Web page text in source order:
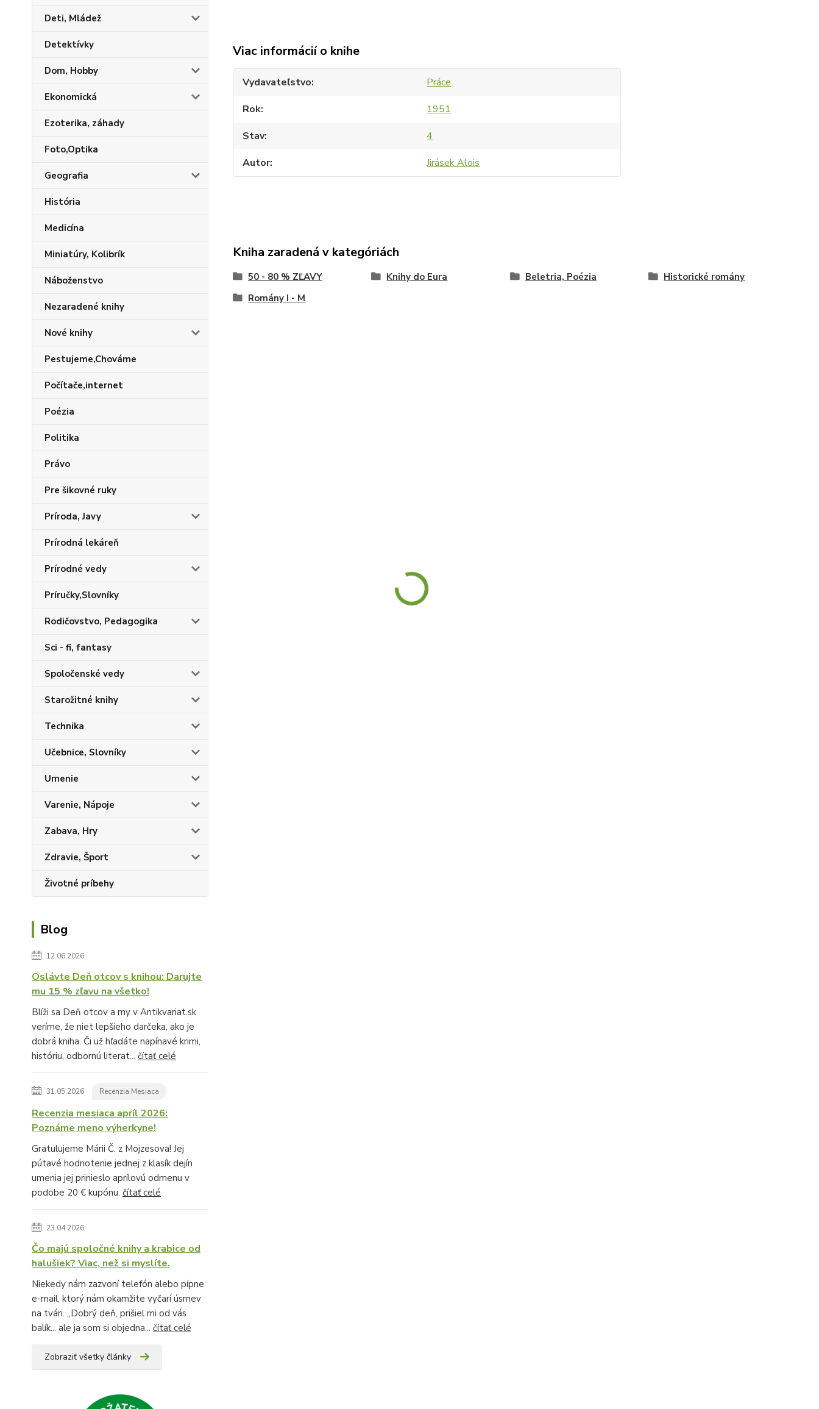
Deti, Mládež
Detektívky
Dom, Hobby
Ekonomická
Ezoterika, záhady
Foto,Optika
Geografia
História
Medicína
Miniatúry, Kolibrík
Náboženstvo
Nezaradené knihy
Nové knihy
Pestujeme,Chováme
Počítače,internet
Poézia
Politika
Právo
Pre šikovné ruky
Príroda, Javy
Prírodná lekáreň
Prírodné vedy
Príručky,Slovníky
Rodičovstvo, Pedagogika
Sci - fi, fantasy
Spoločenské vedy
Starožitné knihy
Technika
Učebnice, Slovníky
Umenie
Varenie, Nápoje
Zabava, Hry
Zdravie, Šport
Životné príbehy
Blog
12.06.2026
Oslávte Deň otcov s knihou: Darujte
mu 15 % zľavu na všetko!
Blíži sa Deň otcov a my v Antikvariat.sk
veríme, že niet lepšieho darčeka, ako je
dobrá kniha. Či už hľadáte napínavé krimi,
históriu, odbornú literat... čítať celé
31.05.2026 Recenzia Mesiaca
Recenzia mesiaca apríl 2026:
Poznáme meno výherkyne!
Gratulujeme Márii Č. z Mojzesova! Jej
pútavé hodnotenie jednej z klasík dejín
umenia jej prinieslo aprílovú odmenu v
podobe 20 € kupónu. čítať celé
23.04.2026
Čo majú spoločné knihy a krabice od
halušiek? Viac, než si myslíte.
Niekedy nám zazvoní telefón alebo pípne
e-mail, ktorý nám okamžite vyčarí úsmev
na tvári. „Dobrý deň, prišiel mi od vás
balík... ale ja som si objedna... čítať celé
Zobraziť všetky články
Viac informácií o knihe
Vydavateľstvo
Práce
Rok
1951
Stav
4
Autor
Jirásek Alois
Kniha zaradená v kategóriách
50 - 80 % ZĽAVY Knihy do Eura Beletria, Poézia
Historické romány
Romány I - M